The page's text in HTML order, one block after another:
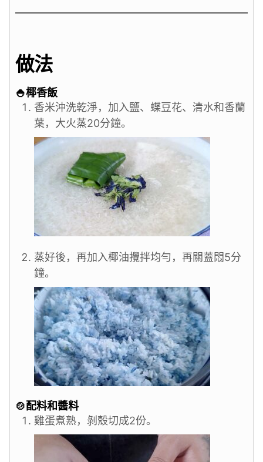
做法
🍚椰香飯
香米沖洗乾淨，加入鹽、蝶豆花、清水和香蘭
葉，大火蒸20分鐘。
蒸好後，再加入椰油攪拌均勻，再關蓋悶5分
鐘。
🍲配料和醬料
雞蛋煮熟，剝殼切成2份。